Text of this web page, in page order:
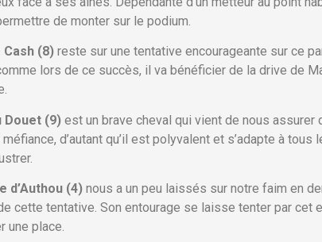
de monter sur le podium.
Cash (8) reste sur une tentative encourageante sur ce
lors de ce succès, il va bénéficier de la drive de
Douet (9) est un brave cheval qui vient de nous
d’autant qu’il est polyvalent et s’adapte à
d’Authou (4) nous a un peu laissés sur notre faim en
cette tentative. Son entourage se laisse tenter par
une place.